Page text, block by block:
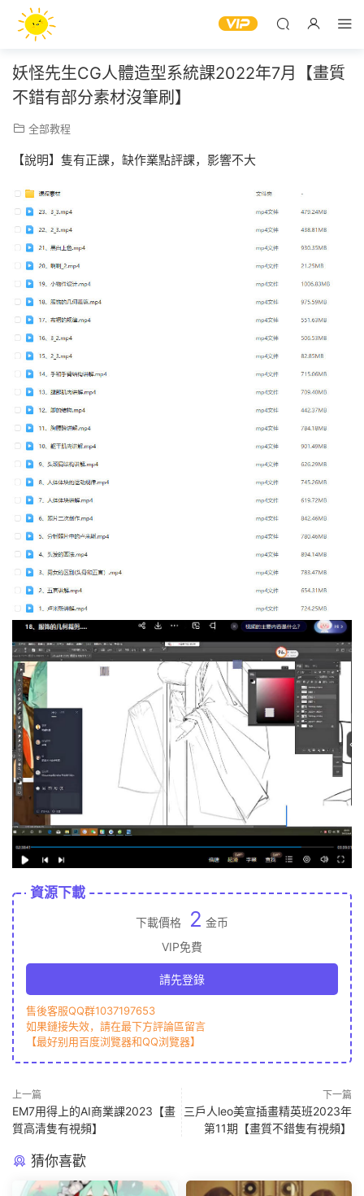
妖怪先生CG人體造型系統課2022年7月【畫質
不錯有部分素材沒筆刷】
全部教程
【說明】隻有正課，缺作業點評課，影響不大
資源下載
下載價格 2 金币
VIP免費
請先登錄
售後客服QQ群1037197653
如果鏈接失效，請在最下方評論區留言
【最好别用百度浏覽器和QQ浏覽器】
上一篇
EM7用得上的AI商業課2023【畫
質高清隻有視頻】
下一篇
三戶人leo美宣插畫精英班2023年
第11期【畫質不錯隻有視頻】
猜你喜歡